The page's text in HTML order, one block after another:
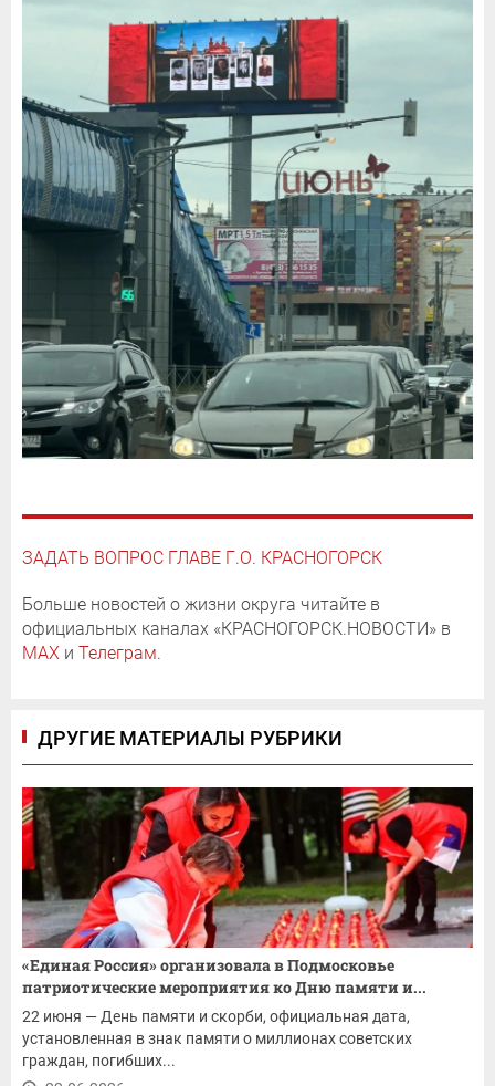
ЗАДАТЬ ВОПРОС ГЛАВЕ Г.О. КРАСНОГОРСК
Больше новостей о жизни округа читайте в
официальных каналах «КРАСНОГОРСК.НОВОСТИ» в
MAX и Телеграм.
ДРУГИЕ МАТЕРИАЛЫ РУБРИКИ
«Единая Россия» организовала в Подмосковье
патриотические мероприятия ко Дню памяти и...
22 июня — День памяти и скорби, официальная дата,
установленная в знак памяти о миллионах советских
граждан, погибших...